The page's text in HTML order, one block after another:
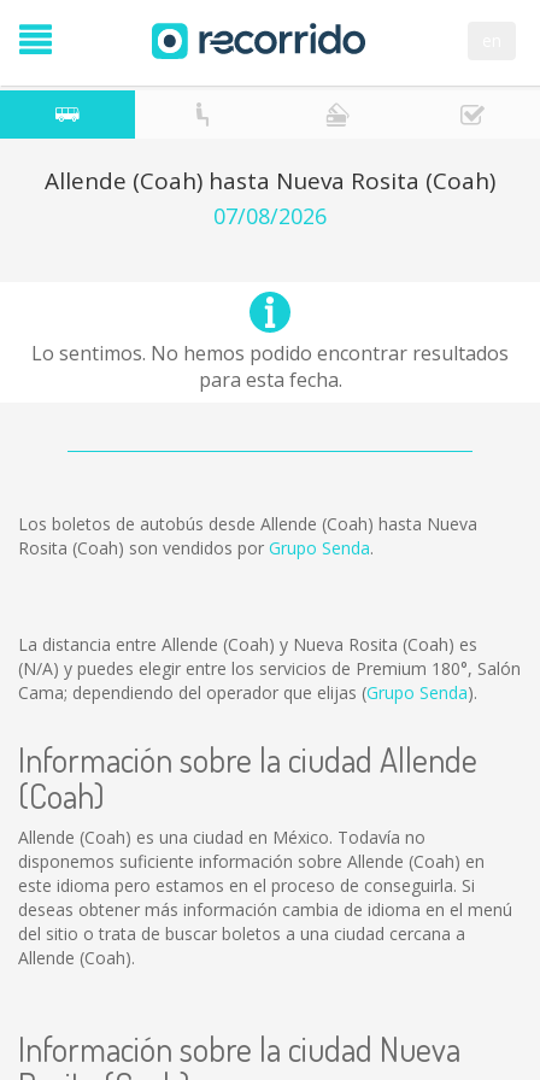
Allende (Coah) hasta Nueva Rosita (Coah)
07/08/2026
Lo sentimos. No hemos podido encontrar resultados
para esta fecha.
Los boletos de autobús desde Allende (Coah) hasta Nueva
Rosita (Coah) son vendidos por Grupo Senda.
La distancia entre Allende (Coah) y Nueva Rosita (Coah) es
(N/A) y puedes elegir entre los servicios de Premium 180°, Salón
Cama; dependiendo del operador que elijas (Grupo Senda).
Información sobre la ciudad Allende
(Coah)
Allende (Coah) es una ciudad en México. Todavía no
disponemos suficiente información sobre Allende (Coah) en
este idioma pero estamos en el proceso de conseguirla. Si
deseas obtener más información cambia de idioma en el menú
del sitio o trata de buscar boletos a una ciudad cercana a
Allende (Coah).
Información sobre la ciudad Nueva